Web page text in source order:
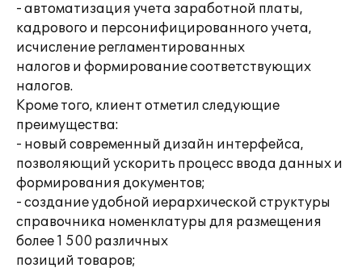
- автоматизация учета заработной платы,
кадрового и персонифицированного учета,
исчисление регламентированных
налогов и формирование соответствующих
налогов.
Кроме того, клиент отметил следующие
преимущества:
- новый современный дизайн интерфейса,
позволяющий ускорить процесс ввода данных и
формирования документов;
- создание удобной иерархической структуры
справочника номенклатуры для размещения
более 1 500 различных
позиций товаров;